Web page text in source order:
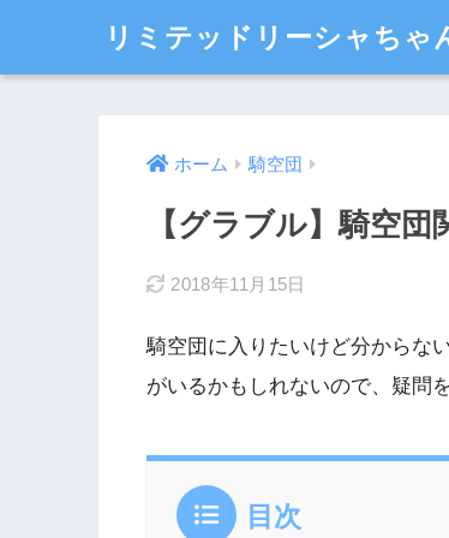
リミテッドリーシャちゃ
ホーム 騎空団
【グラブル】騎空
2018年11月15日
騎空団に入りたいけど分からな
がいるかもしれないので、疑問
目次